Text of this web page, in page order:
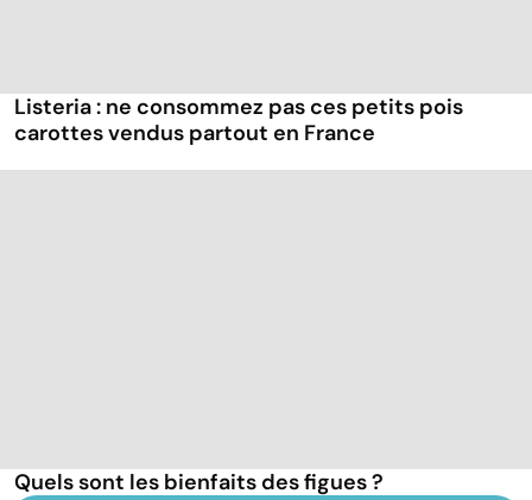
Listeria : ne consommez pas ces petits pois
carottes vendus partout en France
Quels sont les bienfaits des figues ?